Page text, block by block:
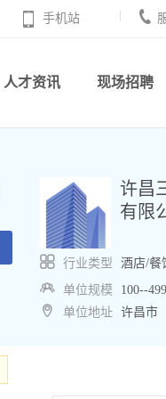
手机站
人才资讯 现场招聘
许昌
有限
行业类型
酒店/餐
单位规模
100--
单位地址 许昌市